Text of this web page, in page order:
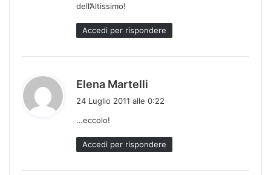
dell’Altissimo!
Accedi per rispondere
Elena Martelli
t
t
24 Luglio 2011 alle 0:22
…eccolo!
Accedi per rispondere